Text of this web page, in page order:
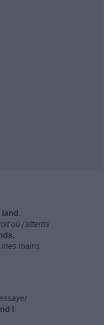
land.
où j'atterris
mains
I